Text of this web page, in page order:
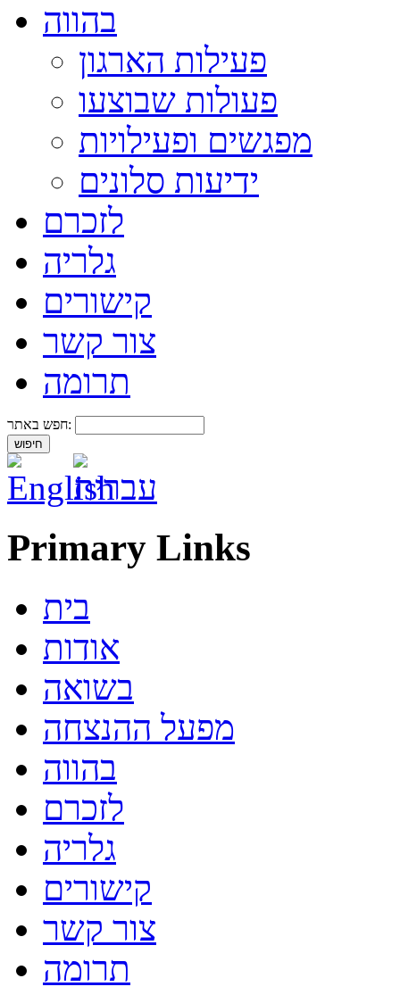
בהווה
פעילות הארגון
פעולות שבוצעו
מפגשים ופעילויות
ידיעות סלונים
לזכרם
גלריה
קישורים
צור קשר
תרומה
חפש באתר:
Primary Links
בית
אודות
בשואה
מפעל ההנצחה
בהווה
לזכרם
גלריה
קישורים
צור קשר
תרומה